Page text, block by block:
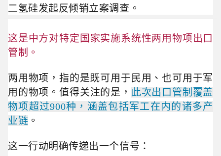
二氢硅发起反倾销立案调查。
这是中方对特定国家实施系统性两用物项出口
管制。
两用物项 ，指的是既可用于民用、也可用于军
用的物项。值得关注的是， 此次出口管制覆盖
物项超过900种，涵盖包括军工在内的诸多产
业链 。
这一行动明确传递出一个信号：